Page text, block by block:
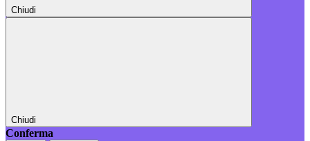
Chiudi
Chiudi
Conferma